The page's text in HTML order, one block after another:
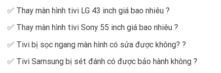
✅ Thay màn hình tivi LG 43 inch giá bao nhiêu ?
✅ Thay màn hình tivi Sony 55 inch giá bao nhiêu ?
✅ Tivi bị sọc ngang màn hình có sửa được không? ?
✅ Tivi Samsung bị sét đánh có được bảo hành không ?